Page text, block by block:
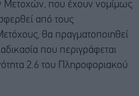
Μετοχών, που έχουν νομίμως
από τους
θα πραγματοποιηθεί
που περιγράφεται
2.6 του Πληροφοριακού